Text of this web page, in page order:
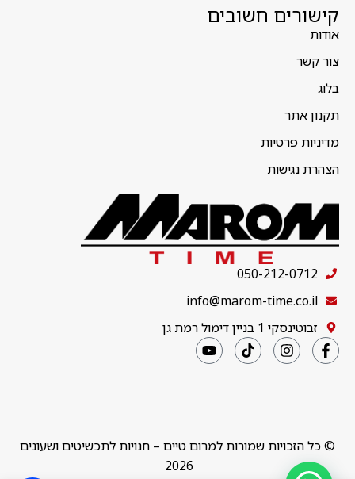
קישורים חשובים
אודות
צור קשר
בלוג
תקנון אתר
מדיניות פרטיות
הצהרת נגישות
050-212-0712
info@marom-time.co.il
זבוטינסקי 1 בניין דימול רמת גן
© כל הזכויות שמורות למרום טיים – חנויות לתכשיטים ושעונים
2026